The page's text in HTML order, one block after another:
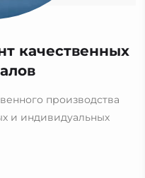
качественных
производства
и индивидуальных